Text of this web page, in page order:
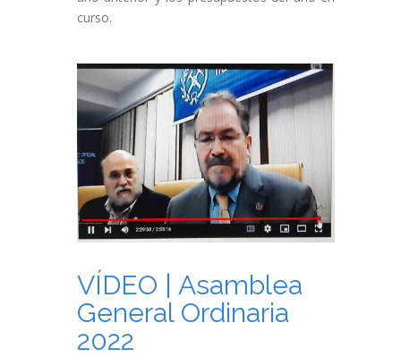
curso.
VÍDEO | Asamblea
General Ordinaria
2022